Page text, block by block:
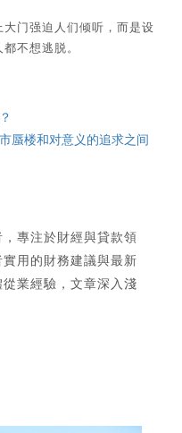
门强迫人们倾听，而是设
不想逃脱。
蜃楼和对意义的追求之间
專注於財經與貸款領
用的財務建議與最新
業經驗，文章深入淺